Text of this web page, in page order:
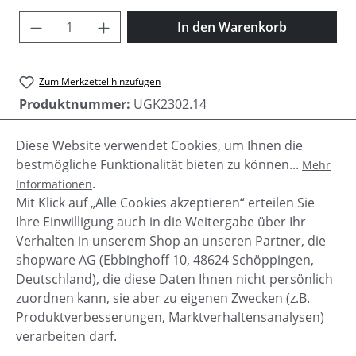
Produkt Anzahl: Gib den gewünschten
In den Warenkorb
Zum Merkzettel hinzufügen
Produktnummer: UGK2302.14
Beschreibung
Glänzende UGG Classic Short II Kinder Stiefel mit
Glitter!
Service-Hotline
Diese Website verwendet Cookies, um Ihnen die
bestmögliche Funktionalität bieten zu können... Mehr
Informationen.
Mit Klick auf „Alle Cookies akzeptieren“ erteilen Sie
Ihre Einwilligung auch in die Weitergabe über Ihr
Verhalten in unserem Shop an unseren Partner, die
shopware AG (Ebbinghoff 10, 48624 Schöppingen,
Deutschland), die diese Daten Ihnen nicht persönlich
zuordnen kann, sie aber zu eigenen Zwecken (z.B.
Produktverbesserungen, Marktverhaltensanalysen)
verarbeiten darf.